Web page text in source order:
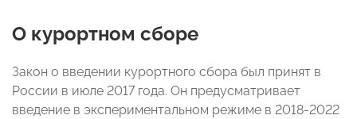
О курортном сборе
Закон о введении курортного сбора был принят в
России в июле 2017 года. Он предусматривает
введение в экспериментальном режиме в 2018-2022